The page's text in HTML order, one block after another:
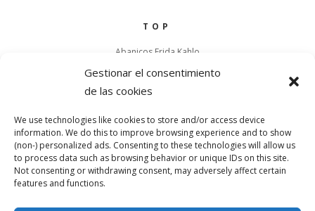
Gestionar el consentimiento
de las cookies
We use technologies like cookies to store and/or access device
information. We do this to improve browsing experience and to show
(non-) personalized ads. Consenting to these technologies will allow us
to process data such as browsing behavior or unique IDs on this site.
Not consenting or withdrawing consent, may adversely affect certain
features and functions.
TOP
Abanicos Frida Kahlo
Política de Cookies
Política de Privacidad
LINKS
Sitemap